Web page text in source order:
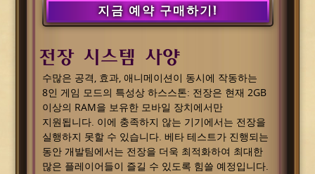
지금 예약 구매하기!
전장 시스템 사양
수많은 공격, 효과, 애니메이션이 동시에 작동하는
8인 게임 모드의 특성상 하스스톤: 전장은 현재 2GB
이상의 RAM을 보유한 모바일 장치에서만
지원됩니다. 이에 충족하지 않는 기기에서는 전장을
실행하지 못할 수 있습니다. 베타 테스트가 진행되는
동안 개발팀에서는 전장을 더욱 최적화하여 최대한
많은 플레이어들이 즐길 수 있도록 힘쓸 예정입니다.